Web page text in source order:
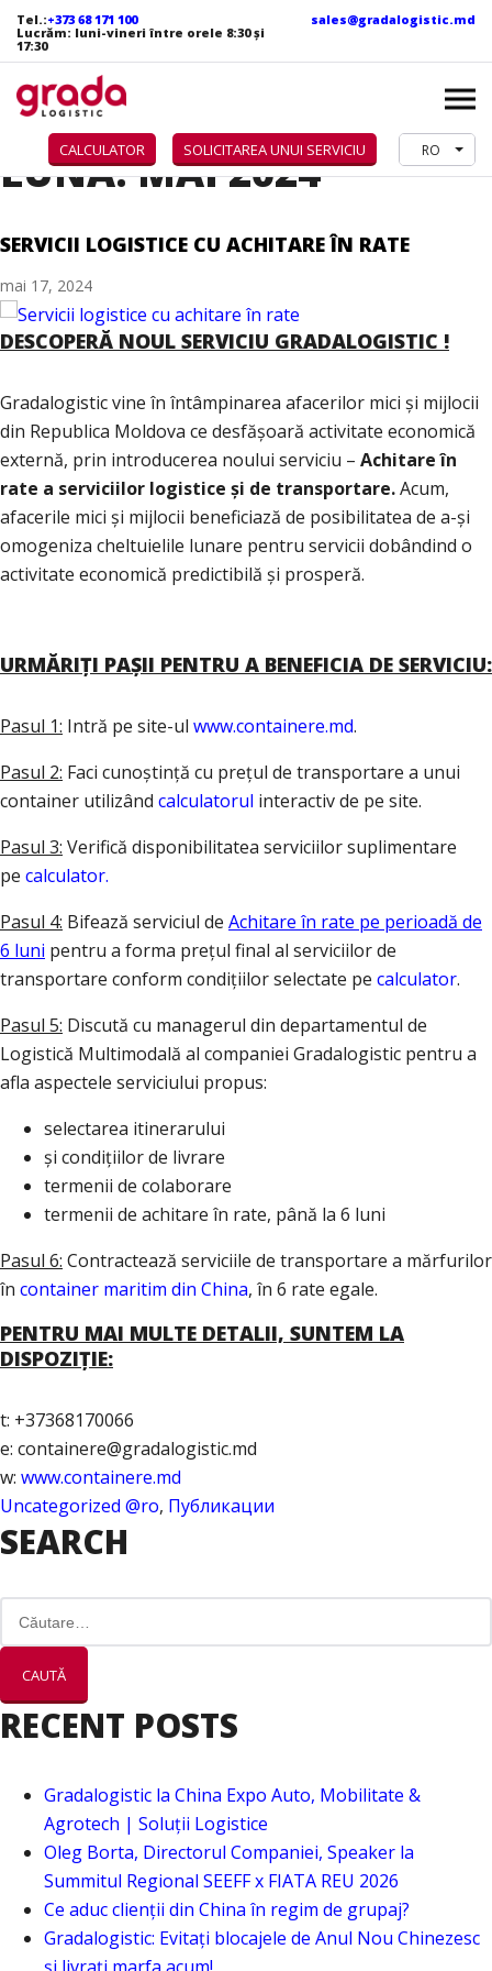
Tel.:+373 68 171 100
Lucrăm: luni-vineri între orele 8:30 și
17:30
sales@gradalogistic.md
CALCULATOR SOLICITAREA UNUI SERVICIU RO
LUNĂ:MAI 2024
SERVICII LOGISTICE CU ACHITARE ÎN RATE
mai 17, 2024
DESCOPERĂ NOUL SERVICIU GRADALOGISTIC !
Gradalogistic vine în întâmpinarea afacerilor mici și mijlocii
din Republica Moldova ce desfășoară activitate economică
externă, prin introducerea noului serviciu – Achitare în
rate a serviciilor logistice și de transportare.Acum,
afacerile mici și mijlocii beneficiază de posibilitatea de a-și
omogeniza cheltuielile lunare pentru servicii dobândind o
activitate economică predictibilă și prosperă.
URMĂRIȚI PAȘII PENTRU A BENEFICIA DE SERVICIU:
Pasul 1: Intră pe site-ul www.containere.md.
Pasul 2: Faci cunoștință cu prețul de transportare a unui
container utilizând calculatorul interactiv de pe site.
Pasul 3: Verifică disponibilitatea serviciilor suplimentare
pe calculator.
Pasul 4: Bifează serviciul de Achitare în rate pe perioadă de
6 luni pentru a forma prețul final al serviciilor de
transportare conform condițiilor selectate pe calculator.
Pasul 5: Discută cu managerul din departamentul de
Logistică Multimodală al companiei Gradalogistic pentru a
afla aspectele serviciului propus:
selectarea itinerarului
și condițiilor de livrare
termenii de colaborare
termenii de achitare în rate, până la 6 luni
Pasul 6: Contractează serviciile de transportare a mărfurilor
în container maritim din China, în 6 rate egale.
PENTRU MAI MULTE DETALII, SUNTEM LA
DISPOZIȚIE:
t: +37368170066
e: containere@gradalogistic.md
w: www.containere.md
Uncategorized @ro, Публикации
SEARCH
după:
RECENT POSTS
Gradalogistic la China Expo Auto, Mobilitate &
Agrotech | Soluții Logistice
Oleg Borta, Directorul Companiei, Speaker la
Summitul Regional SEEFF x FIATA REU 2026
Ce aduc clienții din China în regim de grupaj?
Gradalogistic: Evitați blocajele de Anul Nou Chinezesc